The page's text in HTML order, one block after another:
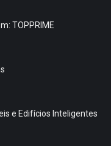
TOPPRIME
e Edifícios Inteligentes